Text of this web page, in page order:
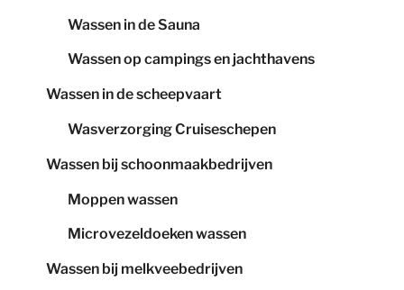
Wassen in de Sauna
Wassen op campings en jachthavens
Wassen in de scheepvaart
Wasverzorging Cruiseschepen
Wassen bij schoonmaakbedrijven
Moppen wassen
Microvezeldoeken wassen
Wassen bij melkveebedrijven